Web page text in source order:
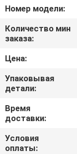
МЫ
СПРОСИТЕ
ЦИТАТУ
КАРТА
САЙТА
Номер модели:
Количество мин
заказа:
Цена:
Упаковывая
детали:
Время
доставки:
Условия
оплаты: